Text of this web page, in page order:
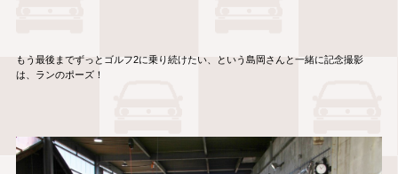
もう最後までずっとゴルフ2に乗り続けたい、という島岡さんと一緒に記念撮影
は、ランのポーズ！